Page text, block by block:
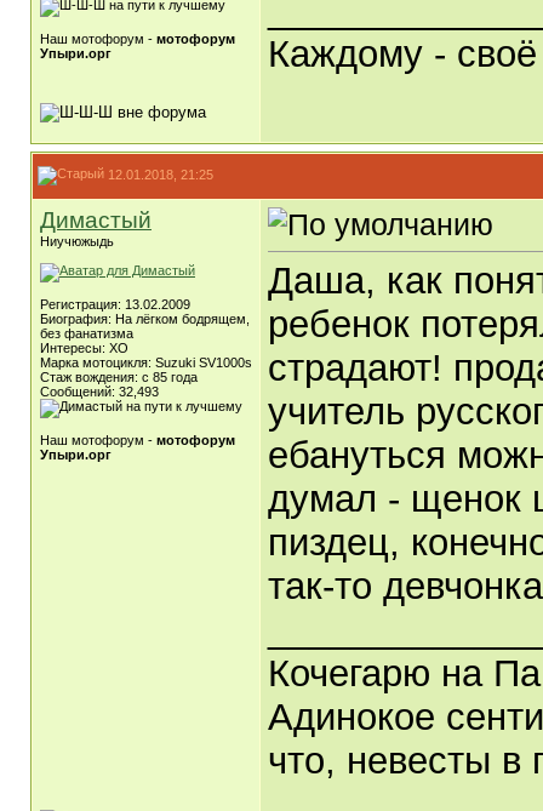
Наш мотофорум - мотофорум
Упыри.орг
Каждому - своё
12.01.2018, 21:25
Димастый
Ниучюжыдь
Регистрация: 13.02.2009
Биография: На лёгком бодрящем,
без фанатизма
Интересы: ХО
Марка мотоцикля: Suzuki SV1000s
Стаж вождения: с 85 года
Сообщений: 32,493
Наш мотофорум - мотофорум
Упыри.орг
Даша, как
ребенок
страдают!
учитель
ебануться
думал - щенок
пиздец,
так-то
Кочегарю на
Адинокое
что, невесты в